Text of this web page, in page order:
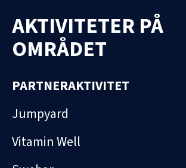
AKTIVITETER PÅ
OMRÅDET
PARTNERAKTIVITET
Jumpyard
Vitamin Well